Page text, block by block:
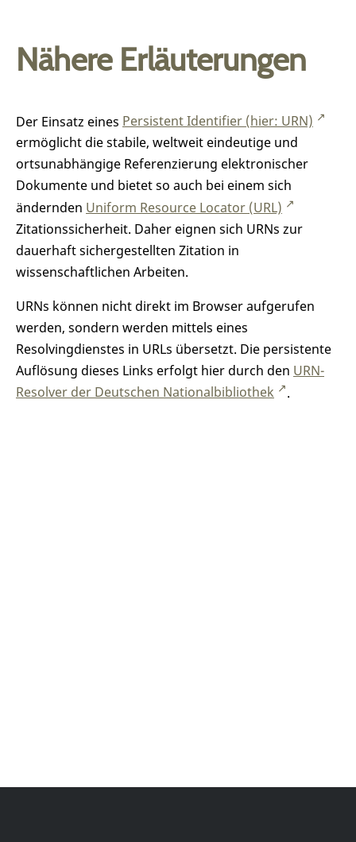
Nähere Erläuterungen
Der Einsatz eines Persistent Identifier (hier: URN)
ermöglicht die stabile, weltweit eindeutige und
ortsunabhängige Referenzierung elektronischer
Dokumente und bietet so auch bei einem sich
ändernden Uniform Resource Locator (URL)
Zitationssicherheit. Daher eignen sich URNs zur
dauerhaft sichergestellten Zitation in
wissenschaftlichen Arbeiten.
URNs können nicht direkt im Browser aufgerufen
werden, sondern werden mittels eines
Resolvingdienstes in URLs übersetzt. Die persistente
Auflösung dieses Links erfolgt hier durch den URN-
Resolver der Deutschen Nationalbibliothek
.